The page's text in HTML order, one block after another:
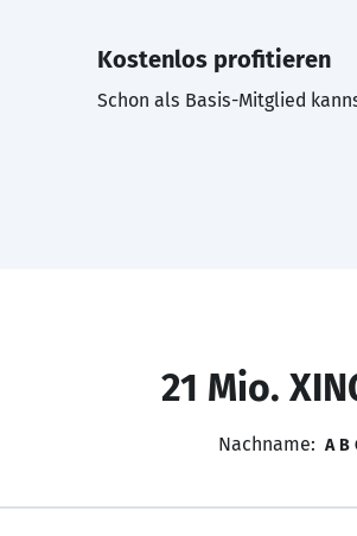
Kostenlos profitieren
Schon als Basis-Mitglied
21 Mio.
Nachname: A B